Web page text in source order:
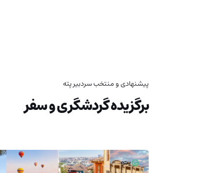
پیشنهادی و منتخب سردبیر پته
برگزیده گردشگری و سفر